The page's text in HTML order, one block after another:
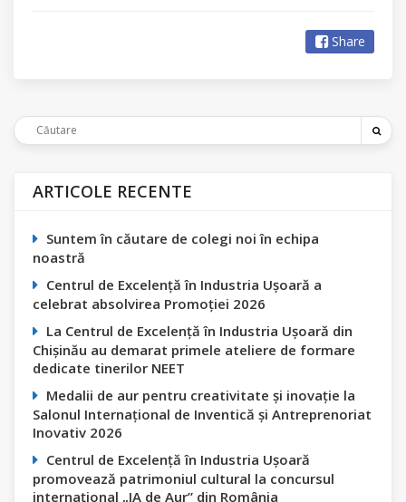
Share
ARTICOLE RECENTE
Suntem în căutare de colegi noi în echipa
noastră
Centrul de Excelență în Industria Ușoară a
celebrat absolvirea Promoției 2026
La Centrul de Excelență în Industria Ușoară din
Chișinău au demarat primele ateliere de formare
dedicate tinerilor NEET
Medalii de aur pentru creativitate și inovație la
Salonul Internațional de Inventică și Antreprenoriat
Inovativ 2026
Centrul de Excelență în Industria Ușoară
promovează patrimoniul cultural la concursul
internațional „IA de Aur” din România